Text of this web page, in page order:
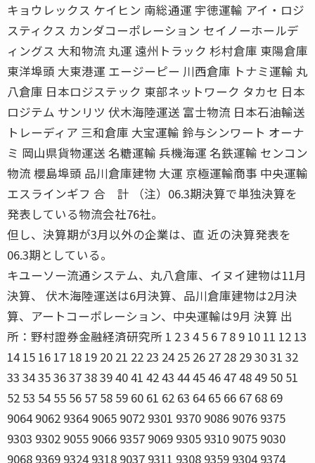
キョウレックス ケイヒン 南総通運 宇徳運輸 アイ・ロジ
スティクス カンダコーポレーション セイノーホールデ
ィングス 大和物流 丸運 遠州トラック 杉村倉庫 東陽倉庫
東洋埠頭 大東港運 エージーピー 川西倉庫 トナミ運輸 丸
八倉庫 日本ロジステック 東部ネットワーク タカセ 日本
ロジテム サンリツ 伏木海陸運送 富士物流 日本石油輸送
トレーディア 三和倉庫 大宝運輸 鈴与シンワート オーナ
ミ 岡山県貨物運送 名糖運輸 兵機海運 名鉄運輸 センコン
物流 櫻島埠頭 品川倉庫建物 大運 京極運輸商事 中央運輸
エスラインギフ 合 計 （注）06.3期決算で単独決算を
発表している物流会社76社。
但し、決算期が3月以外の企業は、直 近の決算発表を
06.3期としている。
キユーソー流通システム、丸八倉庫、イヌイ建物は11月
決算、 伏木海陸運送は6月決算、品川倉庫建物は2月決
算、アートコーポレーション、中央運輸は9月 決算 出
所：野村證券金融経済研究所 1 2 3 4 5 6 7 8 9 10 11 12 13
14 15 16 17 18 19 20 21 22 23 24 25 26 27 28 29 30 31 32
33 34 35 36 37 38 39 40 41 42 43 44 45 46 47 48 49 50 51
52 53 54 55 56 57 58 59 60 61 62 63 64 65 66 67 68 69
9064 9062 9364 9065 9072 9301 9370 9086 9076 9375
9303 9302 9055 9066 9357 9069 9305 9310 9075 9030
9068 9369 9324 9318 9037 9311 9308 9359 9304 9374